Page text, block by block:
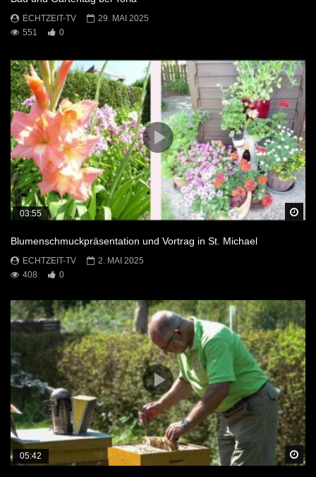
ECHTZEIT-TV
29. MAI 2025
551
0
03:55
Blumenschmuckpräsentation und Vortrag in St. Michael
ECHTZEIT-TV
2. MAI 2025
408
0
05:42